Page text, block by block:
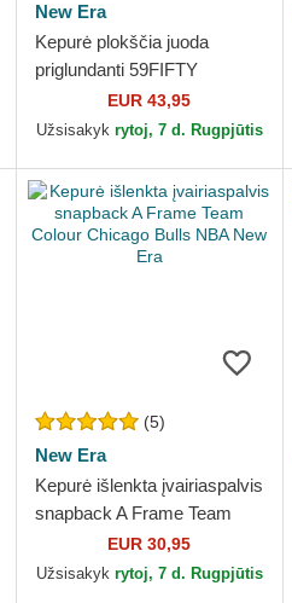
New Era
Kepurė plokščia juoda
priglundanti 59FIFTY
Statement Chicago Bulls
NBA New Era
EUR 43,95
Užsisakyk rytoj, 7 d. Rugpjūtis
(5)
New Era
Kepurė išlenkta įvairiaspalvis
snapback A Frame Team
Colour Chicago Bulls NBA
New Era
EUR 30,95
Užsisakyk rytoj, 7 d. Rugpjūtis